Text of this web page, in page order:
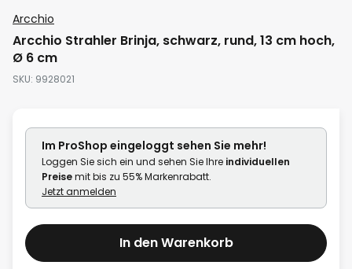
Anfang
der
springen
Arcchio
Arcchio Strahler Brinja, schwarz, rund, 13 cm hoch,
Ø 6 cm
SKU 9928021
Im ProShop eingeloggt sehen Sie mehr!
Loggen Sie sich ein und sehen Sie Ihre individuellen
Preisemit bis zu 55% Markenrabatt.
Jetzt anmelden
In den Warenkorb